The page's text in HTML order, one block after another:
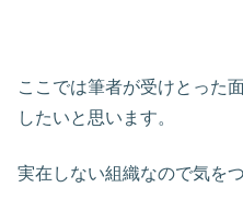
ここでは筆者が受けとった
したいと思います。
実在しない組織なので気を